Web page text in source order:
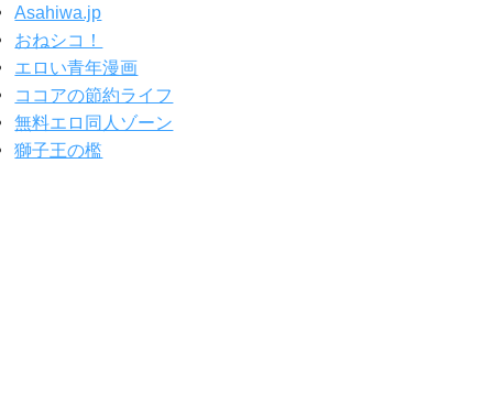
Asahiwa.jp
おねシコ！
エロい青年漫画
ココアの節約ライフ
無料エロ同人ゾーン
獅子王の檻